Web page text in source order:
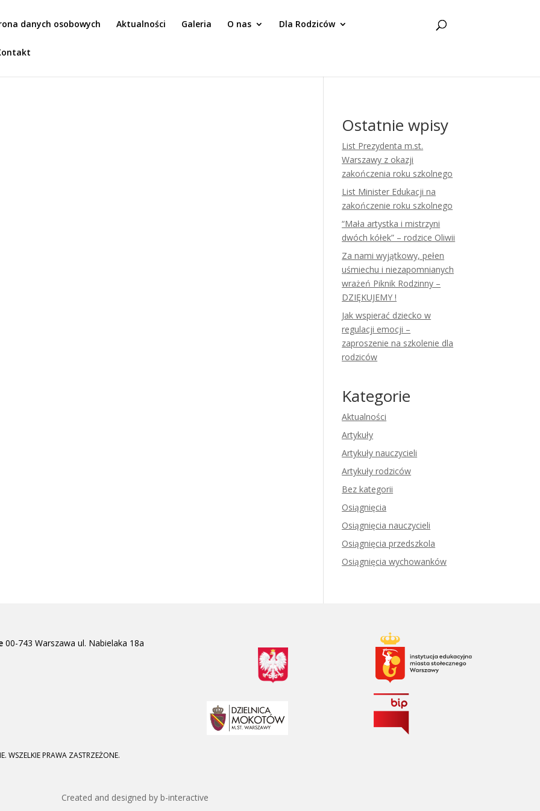
danych osobowych Aktualności Galeria O nas Dla Rodziców
Ostatnie wpisy
List Prezydenta m.st.
Warszawy z okazji
zakończenia roku szkolnego
List Minister Edukacji na
zakończenie roku szkolnego
“Mała artystka i mistrzyni
dwóch kółek” – rodzice Oliwii
Za nami wyjątkowy, pełen
uśmiechu i niezapomnianych
wrażeń Piknik Rodzinny –
DZIĘKUJEMY !
Jak wspierać dziecko w
regulacji emocji –
zaproszenie na szkolenie dla
rodziców
Kategorie
Aktualności
Artykuły
Artykuły nauczycieli
Artykuły rodziców
Bez kategorii
Osiągnięcia
Osiągnięcia nauczycieli
Osiągnięcia przedszkola
Osiągnięcia wychowanków
00-743 Warszawa ul. Nabielaka 18a
WSZELKIE PRAWA ZASTRZEŻONE.
Created and designed by b-interactive